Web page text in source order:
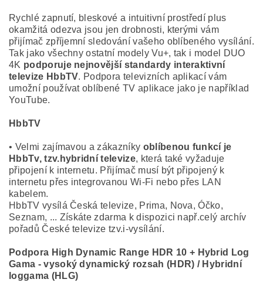
Rychlé zapnutí, bleskové a intuitivní prostředí plus
okamžitá odezva jsou jen drobnosti, kterými vám
přijímač zpříjemní sledování vašeho oblíbeného vysílání.
Tak jako všechny ostatní modely Vu+, tak i model DUO
4K podporuje nejnovější standardy interaktivní
televize HbbTV. Podpora televizních aplikací vám
umožní používat oblíbené TV aplikace jako je například
YouTube.
HbbTV
• Velmi zajímavou a zákazníky oblíbenou funkcí je
HbbTv, tzv.hybridní televize, která také vyžaduje
připojení k internetu. Přijímač musí být připojený k
internetu přes integrovanou Wi-Fi nebo přes LAN
kabelem.
HbbTV vysílá Česká televize, Prima, Nova, Óčko,
Seznam, ... Získáte zdarma k dispozici např.celý archív
pořadů České televize tzv.i-vysílání.
Podpora High Dynamic Range HDR 10 + Hybrid Log
Gama - vysoký dynamický rozsah (HDR) / Hybridní
loggama (HLG)